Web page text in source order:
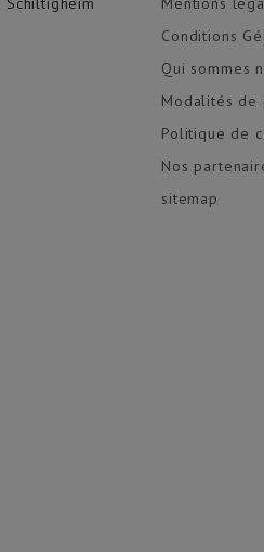
Conditions
Qui sommes
Modalités de
Politique de
Nos
sitemap